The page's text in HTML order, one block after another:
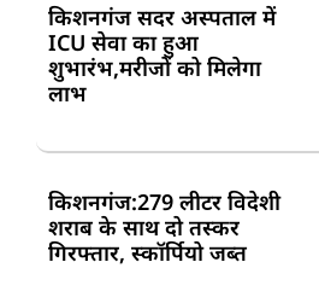
किशनगंज सदर अस्पताल में
ICU सेवा का हुआ
शुभारंभ,मरीजों को मिलेगा
लाभ
किशनगंज:279 लीटर विदेशी
शराब के साथ दो तस्कर
गिरफ्तार, स्कॉर्पियो जब्त